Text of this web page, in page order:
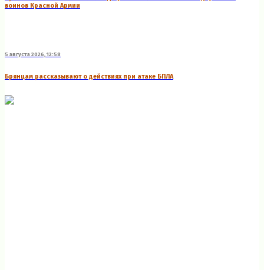
воинов Красной Армии
5 августа 2026, 12:58
Брянцам рассказывают о действиях при атаке БПЛА